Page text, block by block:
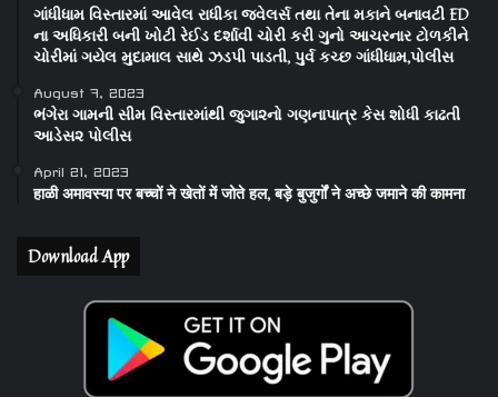
ગાંધીધામ વિસ્તારમાં આવેલ રાધીકા જવેલર્સ તથા તેના મકાને બનાવટી ED
ના અધિકારી બની ખોટી રેઈડ દર્શાવી ચોરી કરી ગુનો આચરનાર ટોળકીને
ચોરીમાં ગયેલ મુદામાલ સાથે ઝડપી પાડતી, પુર્વ કચ્છ ગાંધીધામ,પોલીસ
August 7, 2023
ભંગેરા ગામની સીમ વિસ્તારમાંથી જુગા૨નો ગણનાપાત્ર કેસ શોધી કાઢતી
આડેસ૨ પોલીસ
April 21, 2023
हाळी अमावस्या पर बच्चों ने खेतों में जोते हल, बड़े बुजुर्गों ने अच्छे जमाने की कामना
Download App